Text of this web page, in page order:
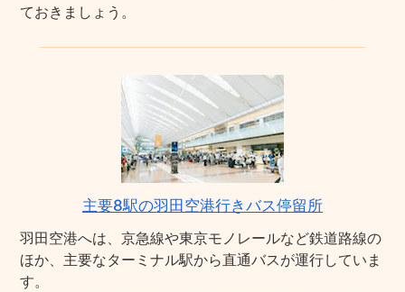
ておきましょう。
主要8駅の羽田空港行きバス停留所
羽田空港へは、京急線や東京モノレールなど鉄道路線の
ほか、主要なターミナル駅から直通バスが運行していま
す。